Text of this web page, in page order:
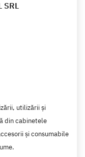
SRL
utilizării şi
din cabinetele
şi consumabile